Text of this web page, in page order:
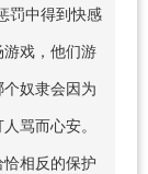
罚中得到快感
戏，他们游
奴隶会因为
骂而心安。
相反的保护